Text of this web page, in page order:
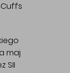
Cuffs
maj
SII